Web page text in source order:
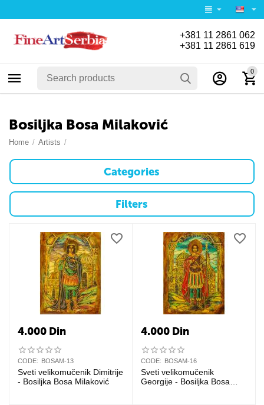
+381 11 2861 062
+381 11 2861 619
0
Bosiljka Bosa Milaković
Home / Artists /
Categories
Filters
4.000 Din
CODE: BOSAM-13
Sveti velikomučenik Dimitrije
- Bosiljka Bosa Milaković
4.000 Din
CODE: BOSAM-16
Sveti velikomučenik
Georgije - Bosiljka Bosa